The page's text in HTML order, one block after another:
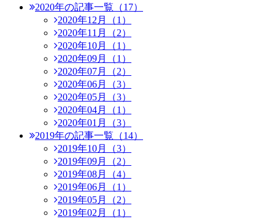
2020年の記事一覧（17）
2020年12月（1）
2020年11月（2）
2020年10月（1）
2020年09月（1）
2020年07月（2）
2020年06月（3）
2020年05月（3）
2020年04月（1）
2020年01月（3）
2019年の記事一覧（14）
2019年10月（3）
2019年09月（2）
2019年08月（4）
2019年06月（1）
2019年05月（2）
2019年02月（1）